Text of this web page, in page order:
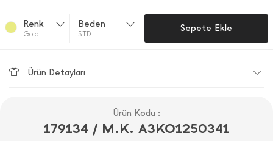
Renk
Gold
Beden
STD
Sepete Ekle
Ürün Detayları
Ürün Kodu :
179134 / M.K. A3KO1250341